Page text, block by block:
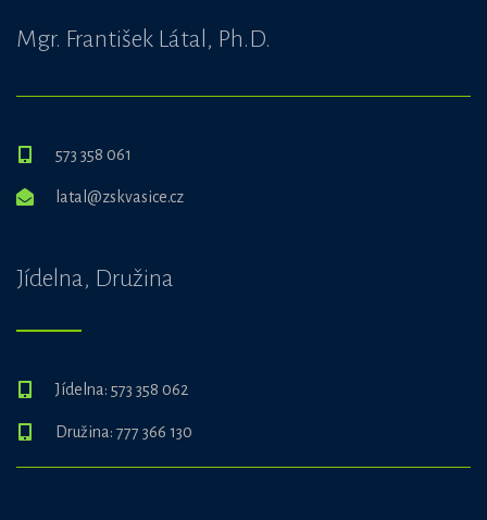
Mgr. František Látal, Ph.D.
573 358 061
latal@zskvasice.cz
Jídelna, Družina
Jídelna: 573 358 062
Družina: 777 366 130